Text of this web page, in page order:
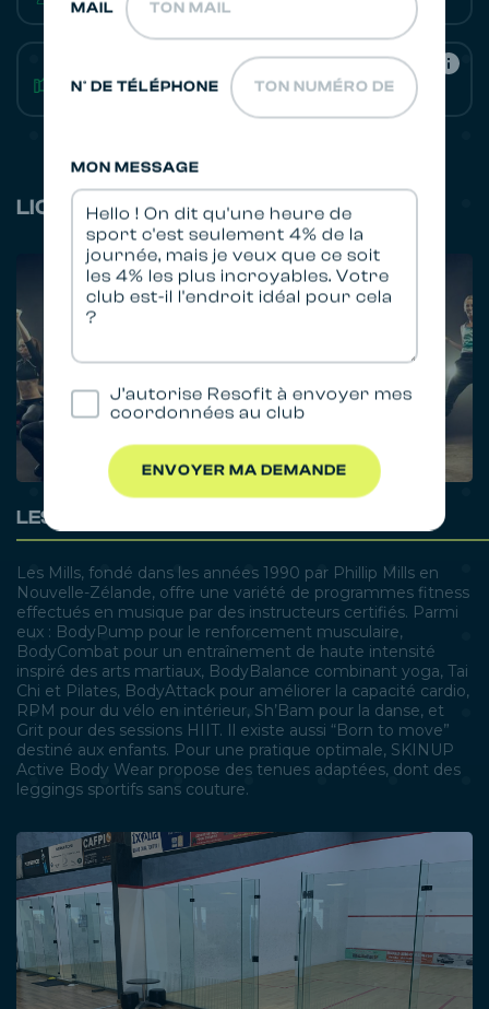
Communication Engagée
LICENCES OFFICIELLES
LES MILLS
Les Mills, fondé dans les années 1990 par Phillip Mills en
Nouvelle-Zélande, offre une variété de programmes fitness
effectués en musique par des instructeurs certifiés. Parmi
eux : BodyPump pour le renforcement musculaire,
BodyCombat pour un entraînement de haute intensité
inspiré des arts martiaux, BodyBalance combinant yoga, Tai
Chi et Pilates, BodyAttack pour améliorer la capacité cardio,
RPM pour du vélo en intérieur, Sh’Bam pour la danse, et
Grit pour des sessions HIIT. Il existe aussi “Born to move”
destiné aux enfants. Pour une pratique optimale, SKINUP
Active Body Wear propose des tenues adaptées, dont des
leggings sportifs sans couture.
MAIL
N° DE TÉLÉPHONE
MON MESSAGE
J’autorise Resofit à envoyer mes
coordonnées au club
ENVOYER MA DEMANDE